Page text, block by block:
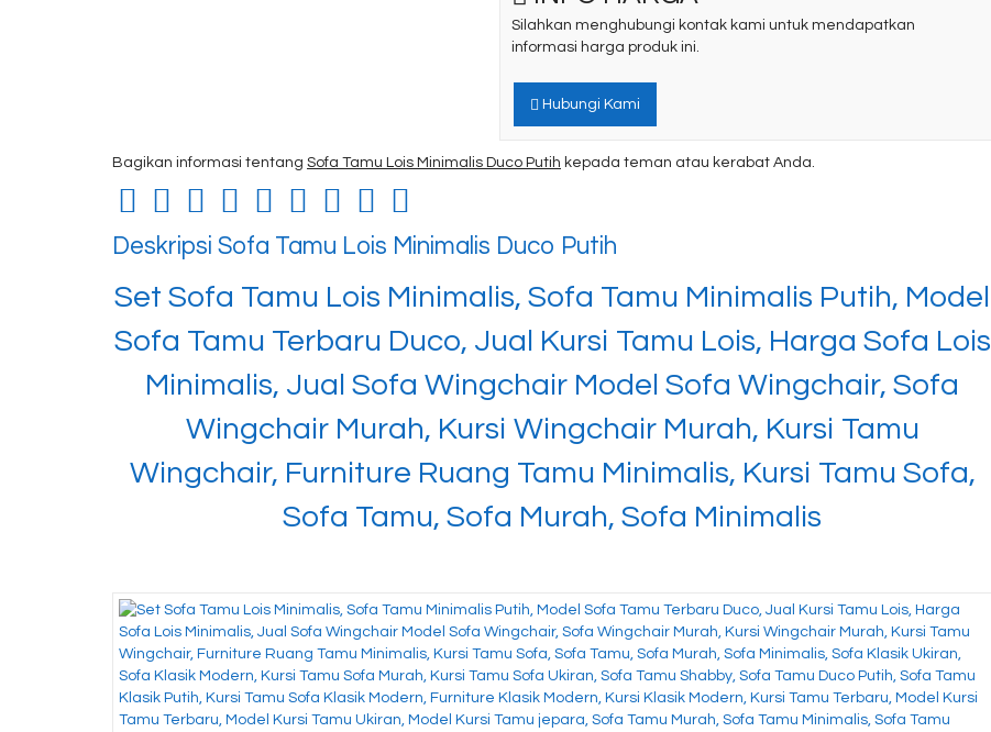
Silahkan menghubungi kontak kami untuk mendapatkan
informasi harga produk ini.
Hubungi Kami
Bagikan informasi tentang Sofa Tamu Lois Minimalis Duco Putih kepada teman atau kerabat Anda.
Deskripsi Sofa Tamu Lois Minimalis Duco Putih
Set Sofa Tamu Lois Minimalis, Sofa Tamu Minimalis Putih, Model
Sofa Tamu Terbaru Duco, Jual Kursi Tamu Lois, Harga Sofa Lois
Minimalis, Jual Sofa Wingchair Model Sofa Wingchair, Sofa
Wingchair Murah, Kursi Wingchair Murah, Kursi Tamu
Wingchair, Furniture Ruang Tamu Minimalis, Kursi Tamu Sofa,
Sofa Tamu, Sofa Murah, Sofa Minimalis